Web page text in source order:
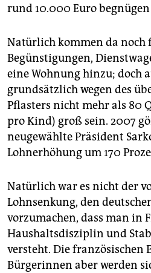
rund 10.000 Euro begnügen
Natürlich kommen da noch
Begünstigungen,
eine Wohnung hinzu; doch
grundsätzlich wegen des
Pflasters nicht mehr als 80
pro Kind) groß sein. 2007
neugewählte Präsident
Lohnerhöhung um 170
Natürlich war es nicht der
Lohnsenkung, den
vorzumachen, dass man in
Haushaltsdisziplin und
versteht. Die französischen
Bürgerinnen aber werden